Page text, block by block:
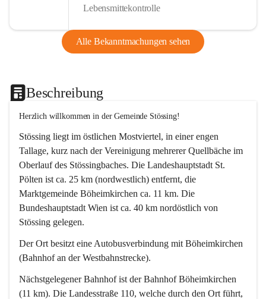
Lebensmittekontrolle
Alle Bekanntmachungen sehen
Beschreibung
Herzlich willkommen in der Gemeinde Stössing!
Stössing liegt im östlichen Mostviertel, in einer engen
Tallage, kurz nach der Vereinigung mehrerer Quellbäche im
Oberlauf des Stössingbaches. Die Landeshauptstadt St.
Pölten ist ca. 25 km (nordwestlich) entfernt, die
Marktgemeinde Böheimkirchen ca. 11 km. Die
Bundeshauptstadt Wien ist ca. 40 km nordöstlich von
Stössing gelegen.
Der Ort besitzt eine Autobusverbindung mit Böheimkirchen
(Bahnhof an der Westbahnstrecke).
Nächstgelegener Bahnhof ist der Bahnhof Böheimkirchen
(11 km). Die Landesstraße 110, welche durch den Ort führt,